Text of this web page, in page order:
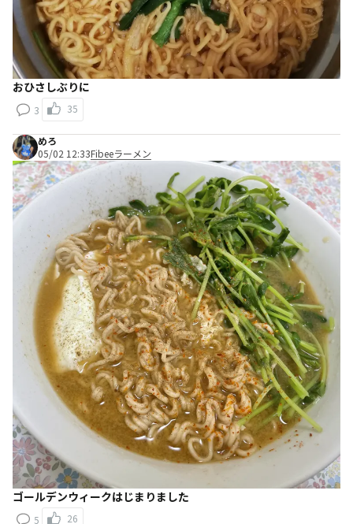
おひさしぶりに
3 35
めろ
05/02 12:33Fibeeラーメン
ゴールデンウィークはじまりました
5 26